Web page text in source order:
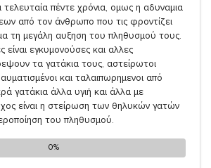
τελευταία πέντε χρόνια, ομως η αδυναμια
από τον άνθρωπο που τις φροντίζει
τη μεγάλη αυξηση του πληθυσμού τους.
εγκυμονούσες και αλλες
τα γατάκια τους, αστείρωτοι
και ταλαιπωρημενοι από
γατάκια άλλα υγιή και άλλα με
είναι η στείρωση των θηλυκών γατών
του πληθυσμού.
0%
0%